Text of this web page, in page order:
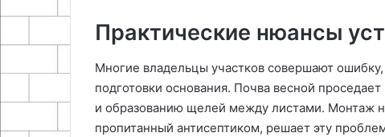
Практические нюансы
Многие владельцы участков совершают
подготовки основания. Почва весной
и образованию щелей между листами. Монтаж
пропитанный антисептиком, решает эту